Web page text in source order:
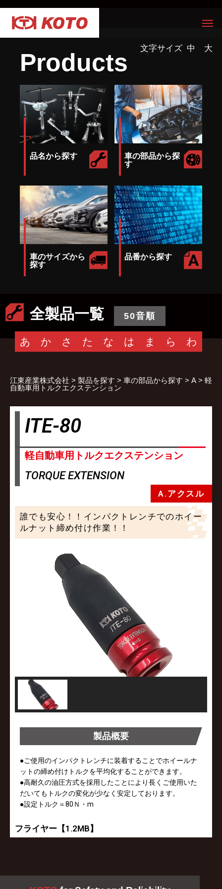
文字サイズ 中 大
Products
品名から探す
車の部品から探
す
車のサイズから
探す
品番から探す
全製品一覧 50音順
あ か さ た な は ま ら わ
江東産業株式会社 > 製品を探す > 車の部品から探す > A > 軽
自動車用トルクエクステンション
ITE-80
軽自動車用トルクエクステンション
TORQUE EXTENSION
A.アクスル
誰でも安心！！インパクトレンチでのホイー
ルナット締め付け作業！！
製品概要
●ご使用のインパクトレンチに装着することでホイールナ
ットの締め付けトルクを平均化することができます。
●高耐久の油圧方式を採用したことにより長くご使用いた
だいてもトルクの変化が少なく安定しております。
●設定トルク＝80Ｎ・m
フライヤー【1.2MB】